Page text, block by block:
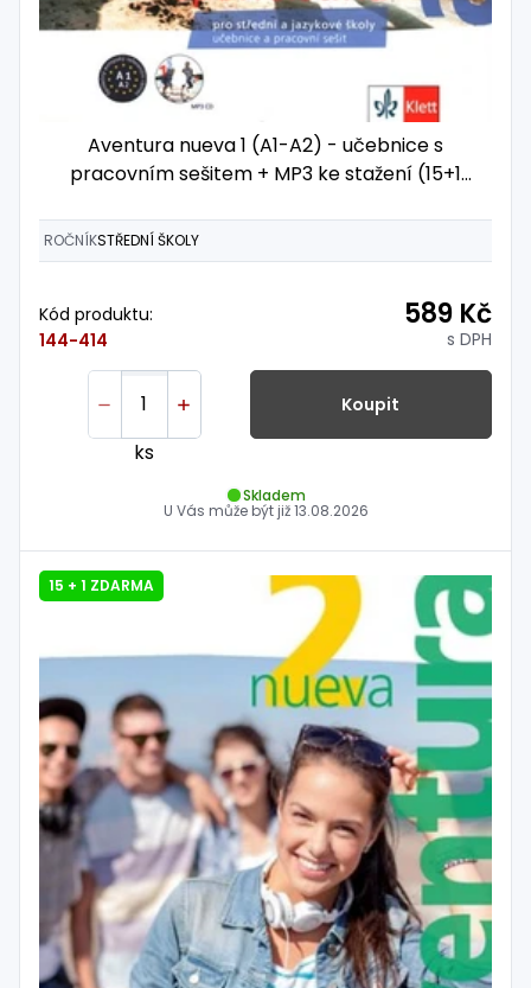
Aventura nueva 1 (A1-A2) - učebnice s
pracovním sešitem + MP3 ke stažení (15+1
ROČNÍKSTŘEDNÍ ŠKOLY
Kód produktu:
144-414
589 Kč
s DPH
ks
Koupit
Skladem
U Vás může být již13.08.2026
15 + 1 ZDARMA